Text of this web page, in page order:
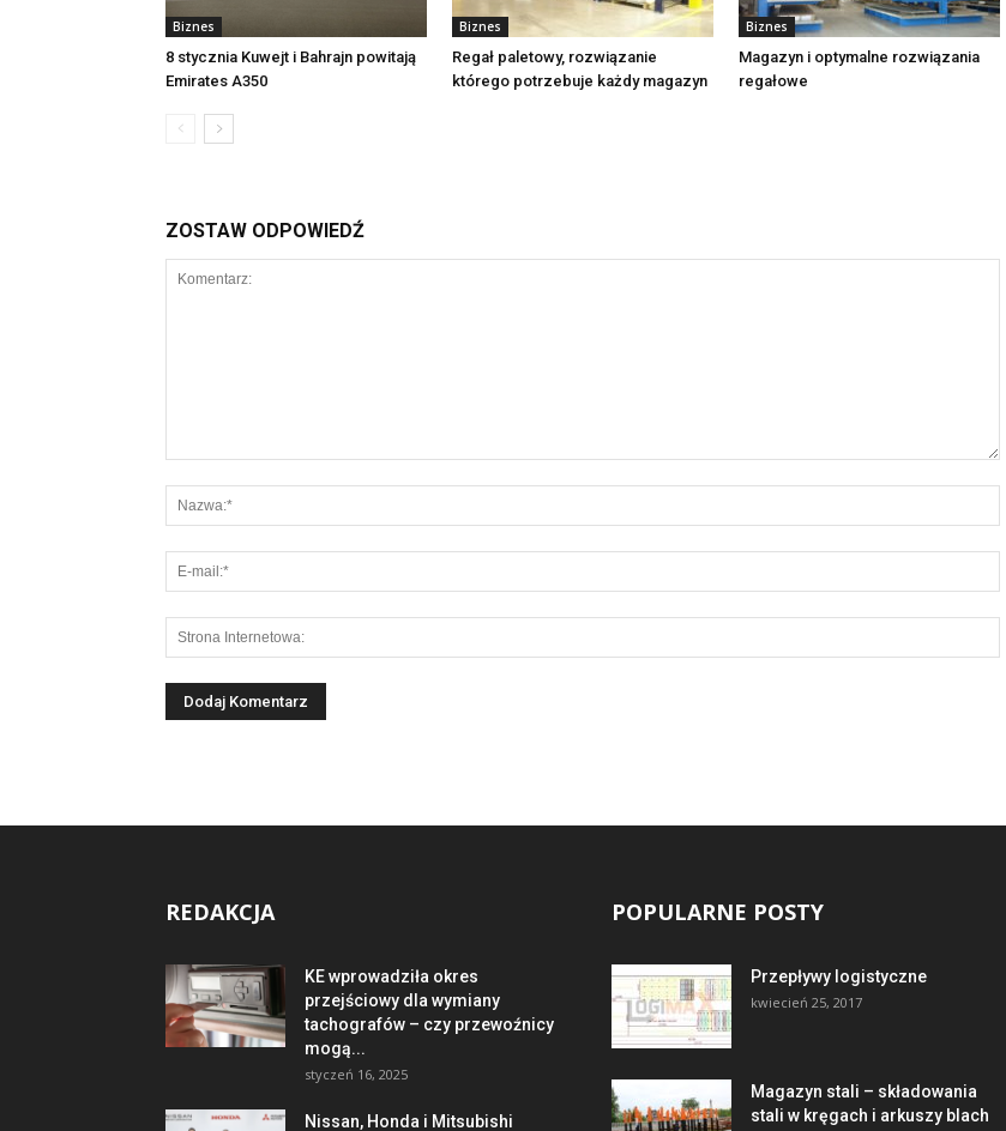
Biznes
8 stycznia Kuwejt i Bahrajn powitają
Emirates A350
Biznes
Regał paletowy, rozwiązanie
którego potrzebuje każdy magazyn
Biznes
Magazyn i optymalne rozwiązania
regałowe
ZOSTAW ODPOWIEDŹ
REDAKCJA
KE wprowadziła okres
przejściowy dla wymiany
tachografów – czy przewoźnicy
mogą...
styczeń 16, 2025
Nissan, Honda i Mitsubishi
POPULARNE POSTY
Przepływy logistyczne
kwiecień 25, 2017
Magazyn stali – składowania
stali w kręgach i arkuszy blach